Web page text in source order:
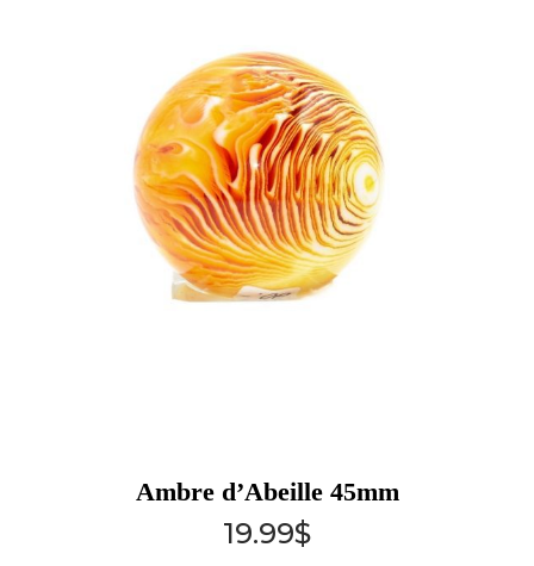
Ambre d’Abeille 45mm
19.99$